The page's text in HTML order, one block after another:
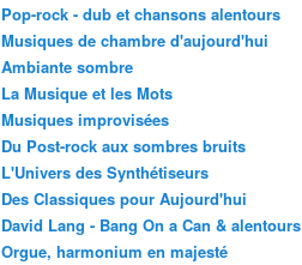
Pop-rock - dub et chansons alentours
Musiques de chambre d'aujourd'hui
Ambiante sombre
La Musique et les Mots
Musiques improvisées
Du Post-rock aux sombres bruits
L'Univers des Synthétiseurs
Des Classiques pour Aujourd'hui
David Lang - Bang On a Can & alentours
Orgue, harmonium en majesté